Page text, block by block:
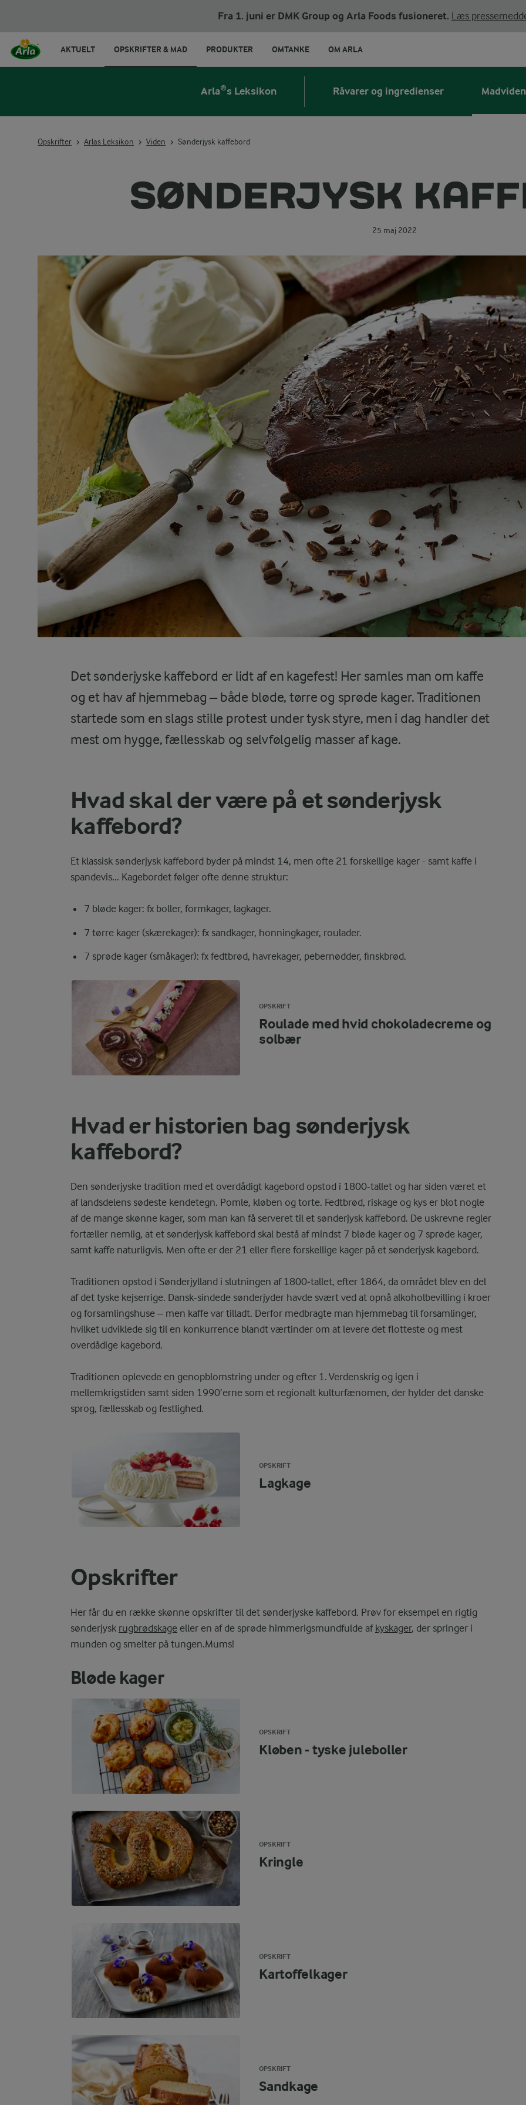
Fra 1. juni er DMK Group og Arla Foods fusioneret. Læs
AKTUELT OPSKRIFTER & MAD PRODUKTER OMTANKE OM ARLA
Arla®s Leksikon Råvarer og ingredienser Madviden
Opskrifter Arlas Leksikon Viden Sønderjysk kaffebord
SØNDERJYSK
25 maj 2022
Det sønderjyske kaffebord er lidt af en kagefest! Her samles man om kaffe
og et hav af hjemmebag – både bløde, tørre og sprøde kager. Traditionen
startede som en slags stille protest under tysk styre, men i dag handler det
mest om hygge, fællesskab og selvfølgelig masser af kage.
Hvad skal der være på et sønderjysk
kaffebord?
Et klassisk sønderjysk kaffebord byder på mindst 14, men ofte 21 forskellige kager - samt kaffe i
spandevis... Kagebordet følger ofte denne struktur:
7 bløde kager: fx boller, formkager, lagkager.
7 tørre kager (skærekager): fx sandkager, honningkager, roulader.
7 sprøde kager (småkager): fx fedtbrød, havrekager, pebernødder, finskbrød.
OPSKRIFT
Roulade med hvid chokoladecreme og
solbær
Hvad er historien bag sønderjysk
kaffebord?
Den sønderjyske tradition med et overdådigt kagebord opstod i 1800-tallet og har siden været et
af landsdelens sødeste kendetegn. Pomle, kløben og torte. Fedtbrød, riskage og kys er blot nogle
af de mange skønne kager, som man kan få serveret til et sønderjysk kaffebord. De uskrevne regler
fortæller nemlig, at et sønderjysk kaffebord skal bestå af mindst 7 bløde kager og 7 sprøde kager,
samt kaffe naturligvis. Men ofte er der 21 eller flere forskellige kager på et sønderjysk kagebord.
Traditionen opstod i Sønderjylland i slutningen af 1800‑tallet, efter 1864, da området blev en del
af det tyske kejserrige. Dansk-sindede sønderjyder havde svært ved at opnå alkoholbevilling i kroer
og forsamlingshuse – men kaffe var tilladt. Derfor medbragte man hjemmebag til forsamlinger,
hvilket udviklede sig til en konkurrence blandt værtinder om at levere det flotteste og mest
overdådige kagebord.
Traditionen oplevede en genopblomstring under og efter 1. Verdenskrig og igen i
mellemkrigstiden samt siden 1990’erne som et regionalt kulturfænomen, der hylder det danske
sprog, fællesskab og festlighed.
OPSKRIFT
Lagkage
Opskrifter
Her får du en række skønne opskrifter til det sønderjyske kaffebord. Prøv for eksempel en rigtig
sønderjysk rugbrødskage eller en af de sprøde himmerigsmundfulde af kyskager, der springer i
munden og smelter på tungen.Mums!
Bløde kager
OPSKRIFT
Kløben - tyske juleboller
OPSKRIFT
Kringle
OPSKRIFT
Kartoffelkager
OPSKRIFT
Sandkage